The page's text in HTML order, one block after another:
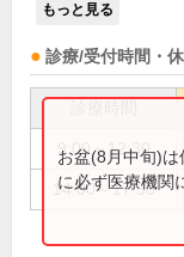
もっと見る
診療/受付時間・
9:00～12:30
14:00～17:30
お盆(8月中旬)
に必ず医療機関